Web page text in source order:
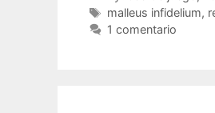
Etiquetas
malleus infidelium,
1 comentario